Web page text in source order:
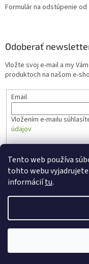
Tento web používa
tohto webu vyjadrujete
informáciítu.
Formulár na odstúpenie od
Odoberať
Vložte svoj e-mail a my
produktoch na našom e-
Email
Vložením e-mailu
údajov
Copyright 2026